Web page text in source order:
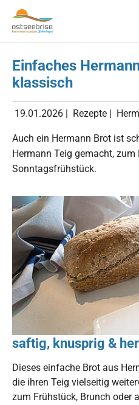
Skip to main navigation
Zum Hauptinhalt springen
Skip to page footer
Einfaches
klassisch
19.01.2026 | Rezepte |
Auch ein Hermann Brot ist
Hermann Teig gemacht, zum
Sonntagsfrühstück.
Show larger version for:
saftig, knusprig &
Dieses einfache Brot aus
die ihren Teig vielseitig
zum Frühstück, Brunch oder